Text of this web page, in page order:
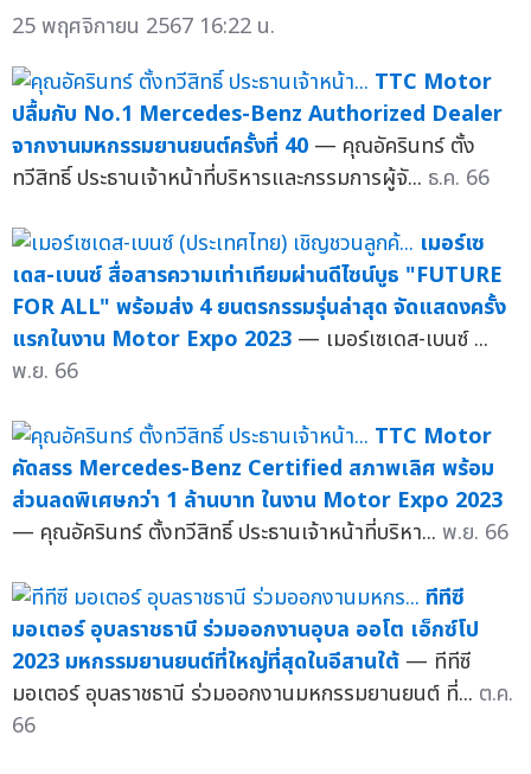
25 พฤศจิกายน 2567 16:22 น.
TTC Motor
ปลื้มกับ No.1 Mercedes-Benz Authorized Dealer
จากงานมหกรรมยานยนต์ครั้งที่ 40 — คุณอัครินทร์ ตั้ง
ทวีสิทธิ์ ประธานเจ้าหน้าที่บริหารและกรรมการผู้จั... ธ.ค. 66
เมอร์เซ
เดส-เบนซ์ สื่อสารความเท่าเทียมผ่านดีไซน์บูธ "FUTURE
FOR ALL" พร้อมส่ง 4 ยนตรกรรมรุ่นล่าสุด จัดแสดงครั้ง
แรกในงาน Motor Expo 2023 — เมอร์เซเดส-เบนซ์ ...
พ.ย. 66
TTC Motor
คัดสรร Mercedes-Benz Certified สภาพเลิศ พร้อม
ส่วนลดพิเศษกว่า 1 ล้านบาท ในงาน Motor Expo 2023
— คุณอัครินทร์ ตั้งทวีสิทธิ์ ประธานเจ้าหน้าที่บริหา... พ.ย. 66
ทีทีซี
มอเตอร์ อุบลราชธานี ร่วมออกงานอุบล ออโต เอ็กซ์โป
2023 มหกรรมยานยนต์ที่ใหญ่ที่สุดในอีสานใต้ — ทีทีซี
มอเตอร์ อุบลราชธานี ร่วมออกงานมหกรรมยานยนต์ ที่... ต.ค.
66